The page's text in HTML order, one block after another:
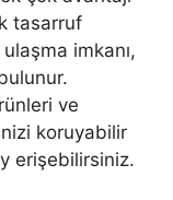
tasarruf
imkanı,
ve
koruyabilir
erişebilirsiniz.